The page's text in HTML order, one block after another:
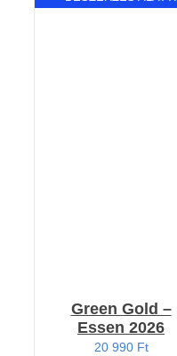
Green Gold –
Essen 2026
20 990 Ft